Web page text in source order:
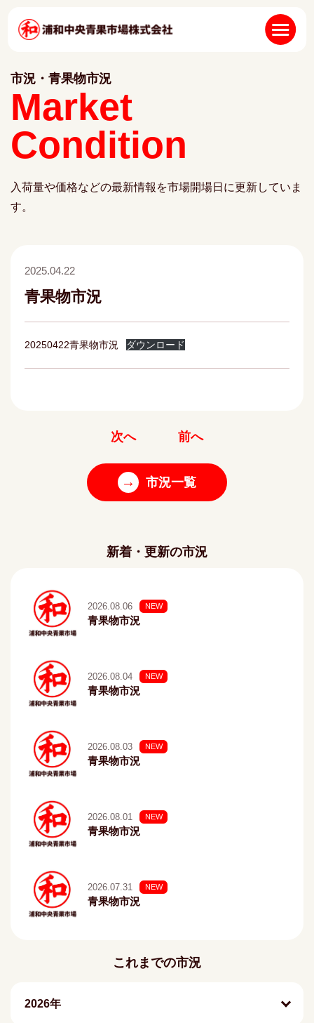
市況・青果物市況
Market
Condition
入荷量や価格などの最新情報を市場開場日に更新していま
す。
2025.04.22
青果物市況
20250422青果物市況 ダウンロード
前へ
次へ
→ 市況一覧
新着・更新の市況
2026.08.06 NEW
青果物市況
2026.08.04 NEW
青果物市況
2026.08.03 NEW
青果物市況
2026.08.01 NEW
青果物市況
2026.07.31 NEW
青果物市況
これまでの市況
2026年